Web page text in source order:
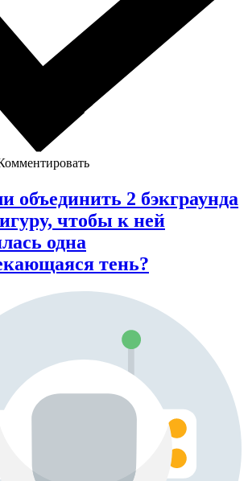
объединить 2 бэкграунда
чтобы к ней
одна
тень?